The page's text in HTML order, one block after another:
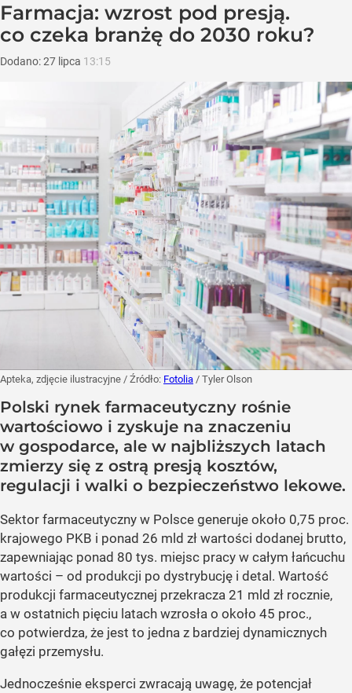
Farmacja: wzrost pod presją.
co czeka branżę do 2030 roku?
Dodano:27 lipca 13:15
Apteka, zdjęcie ilustracyjne / Źródło: Fotolia / Tyler Olson
Polski rynek farmaceutyczny rośnie
wartościowo i zyskuje na znaczeniu
w gospodarce, ale w najbliższych latach
zmierzy się z ostrą presją kosztów,
regulacji i walki o bezpieczeństwo lekowe.
Sektor farmaceutyczny w Polsce generuje około 0,75 proc.
krajowego PKB i ponad 26 mld zł wartości dodanej brutto,
zapewniając ponad 80 tys. miejsc pracy w całym łańcuchu
wartości – od produkcji po dystrybucję i detal. Wartość
produkcji farmaceutycznej przekracza 21 mld zł rocznie,
a w ostatnich pięciu latach wzrosła o około 45 proc.,
co potwierdza, że jest to jedna z bardziej dynamicznych
gałęzi przemysłu.
Jednocześnie eksperci zwracają uwagę, że potencjał